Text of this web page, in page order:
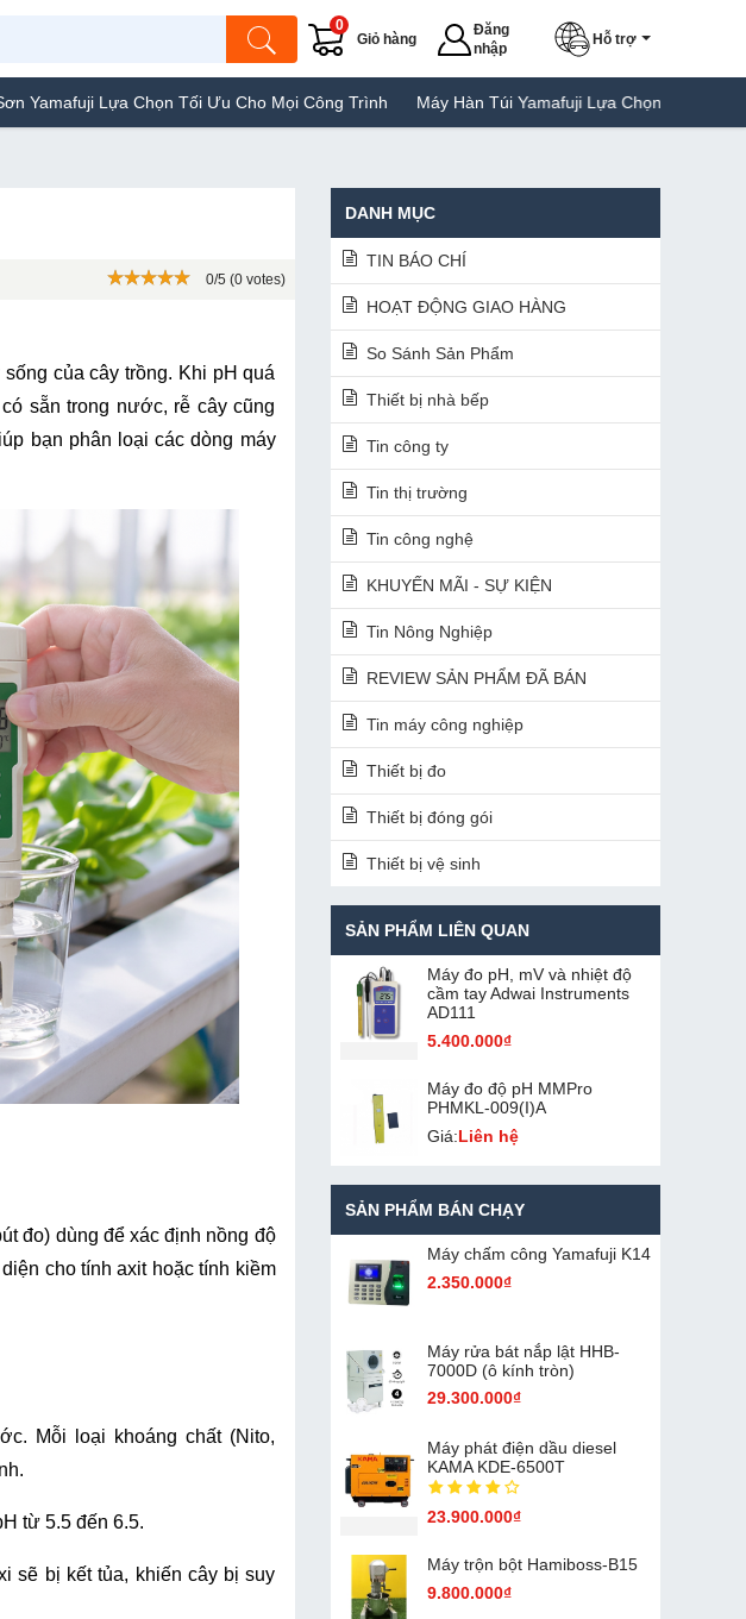
Giỏ hàng
0
Đăng
nhập
Hỗ trợ
Chọn Tối Ưu Cho Mọi Công Trình Máy Hàn Túi Yamafuji Lựa Chọn Tốt Của Người Tiêu Dùng
0/5 (0 votes)
của cây trồng. Khi pH quá
sẵn trong nước, rễ cây cũng
bạn phân loại các dòng máy
đo) dùng để xác định nồng độ
cho tính axit hoặc tính kiềm
Mỗi loại khoáng chất (Nito,
từ 5.5 đến 6.5.
sẽ bị kết tủa, khiến cây bị suy
DANH MỤC
TIN BÁO CHÍ
HOẠT ĐỘNG GIAO HÀNG
So Sánh Sản Phẩm
Thiết bị nhà bếp
Tin công ty
Tin thị trường
Tin công nghệ
KHUYẾN MÃI - SỰ KIỆN
Tin Nông Nghiệp
REVIEW SẢN PHẨM ĐÃ BÁN
Tin máy công nghiệp
Thiết bị đo
Thiết bị đóng gói
Thiết bị vệ sinh
SẢN PHẨM LIÊN QUAN
Máy đo pH, mV và nhiệt độ
cầm tay Adwai Instruments
AD111
5.400.000₫
Máy đo độ pH MMPro
PHMKL-009(I)A
Giá:Liên hệ
SẢN PHẨM BÁN CHẠY
Máy chấm cô​ng Yamafuji K14
2.350.000₫
Máy rửa bát nắp lật HHB-
7000D (ô kính tròn)
29.300.000₫
Máy phát điện dầu diesel
KAMA KDE-6500T
23.900.000₫
Máy trộn bột Hamiboss-B15
9.800.000₫